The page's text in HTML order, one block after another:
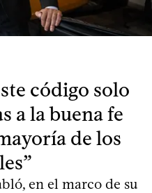
código solo
a la buena fe
de los
en el marco de su